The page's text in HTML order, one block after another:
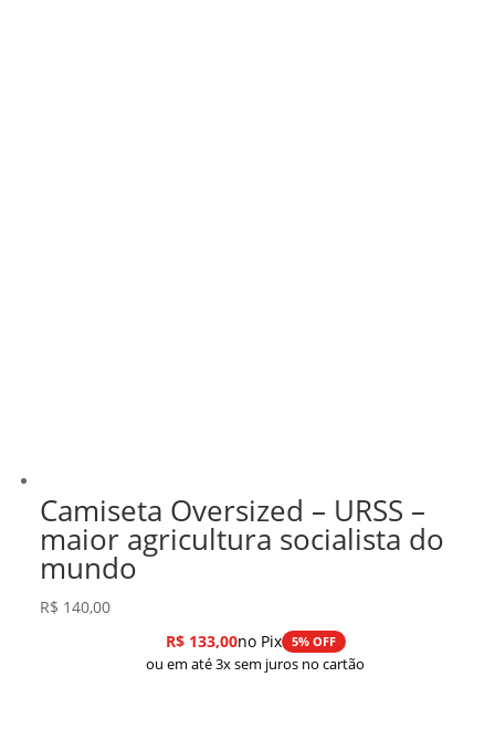
Camiseta Oversized – URSS –
maior agricultura socialista do
mundo
R$ 140,00
R$133,00no Pix 5% OFF
ou em até 3x sem juros no cartão